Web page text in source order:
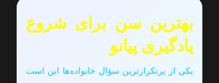
بهترین سن برای شروع
یادگیری پیانو
یکی از پرتکرارترین سؤال خانواده‌ها این است